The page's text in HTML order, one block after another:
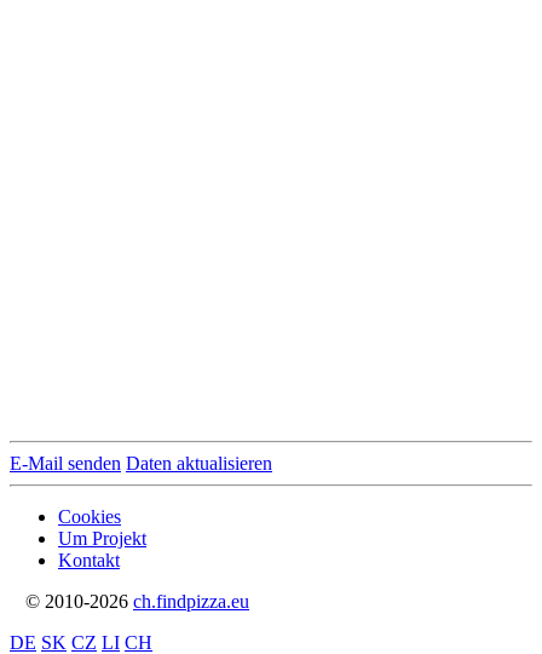
E-Mail senden Daten aktualisieren
Cookies
Um Projekt
Kontakt
© 2010-2026 ch.findpizza.eu
DE SK CZ LI CH